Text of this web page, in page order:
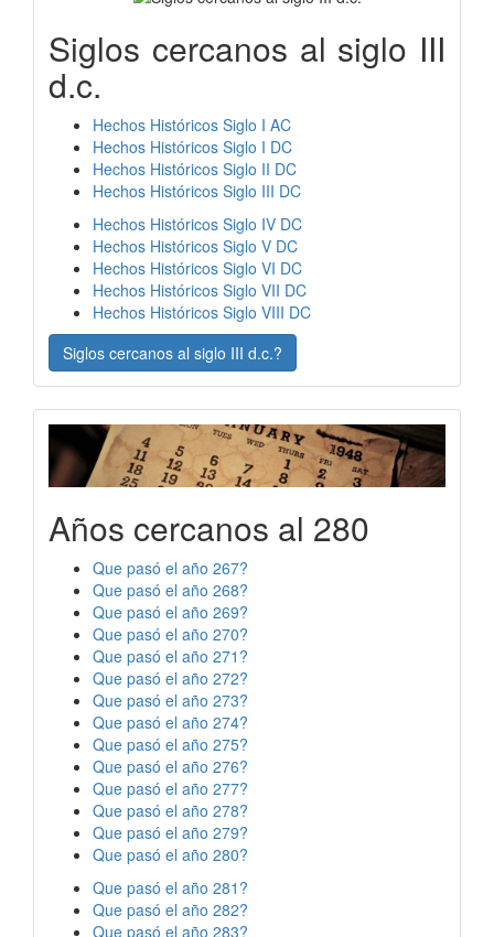
Siglos cercanos al siglo III
d.c.
Hechos Históricos Siglo I AC
Hechos Históricos Siglo I DC
Hechos Históricos Siglo II DC
Hechos Históricos Siglo III DC
Hechos Históricos Siglo IV DC
Hechos Históricos Siglo V DC
Hechos Históricos Siglo VI DC
Hechos Históricos Siglo VII DC
Hechos Históricos Siglo VIII DC
Siglos cercanos al siglo III d.c.?
Años cercanos al 280
Que pasó el año 267?
Que pasó el año 268?
Que pasó el año 269?
Que pasó el año 270?
Que pasó el año 271?
Que pasó el año 272?
Que pasó el año 273?
Que pasó el año 274?
Que pasó el año 275?
Que pasó el año 276?
Que pasó el año 277?
Que pasó el año 278?
Que pasó el año 279?
Que pasó el año 280?
Que pasó el año 281?
Que pasó el año 282?
Que pasó el año 283?